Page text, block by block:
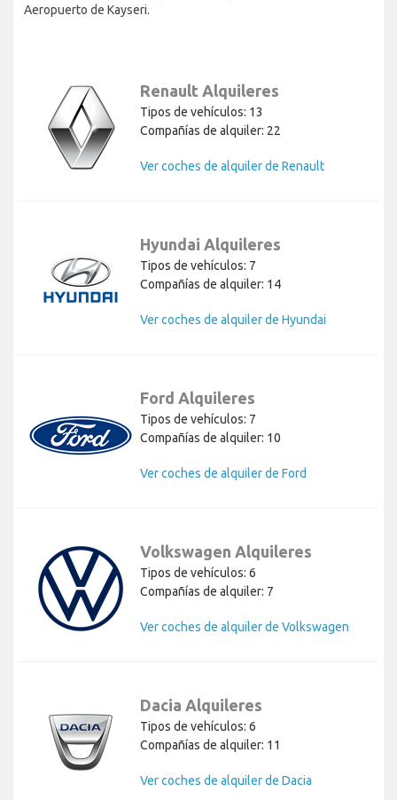
Aeropuerto de Kayseri.
Renault Alquileres
Tipos de vehículos: 13
Compañías de alquiler: 22
Ver coches de alquiler de Renault
Hyundai Alquileres
Tipos de vehículos: 7
Compañías de alquiler: 14
Ver coches de alquiler de Hyundai
Ford Alquileres
Tipos de vehículos: 7
Compañías de alquiler: 10
Ver coches de alquiler de Ford
Volkswagen Alquileres
Tipos de vehículos: 6
Compañías de alquiler: 7
Ver coches de alquiler de Volkswagen
Dacia Alquileres
Tipos de vehículos: 6
Compañías de alquiler: 11
Ver coches de alquiler de Dacia